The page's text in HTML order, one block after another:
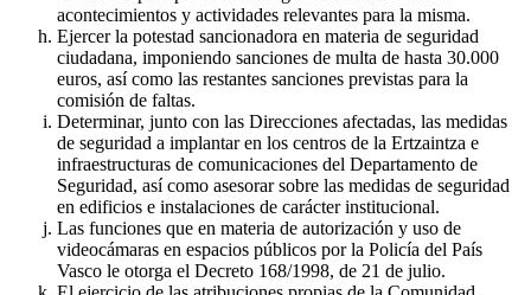
acontecimientos y actividades relevantes para la misma.
Ejercer la potestad sancionadora en materia de seguridad
ciudadana, imponiendo sanciones de multa de hasta 30.000
euros, así como las restantes sanciones previstas para la
comisión de faltas.
Determinar, junto con las Direcciones afectadas, las medidas
de seguridad a implantar en los centros de la Ertzaintza e
infraestructuras de comunicaciones del Departamento de
Seguridad, así como asesorar sobre las medidas de seguridad
en edificios e instalaciones de carácter institucional.
Las funciones que en materia de autorización y uso de
videocámaras en espacios públicos por la Policía del País
Vasco le otorga el Decreto 168/1998, de 21 de julio.